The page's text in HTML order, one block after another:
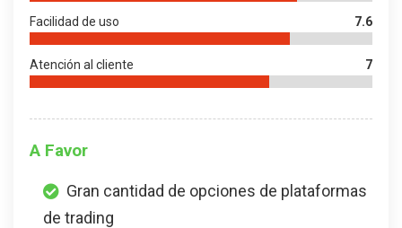
Facilidad de uso 7.6
Atención al cliente 7
A Favor
Gran cantidad de opciones de plataformas
de trading